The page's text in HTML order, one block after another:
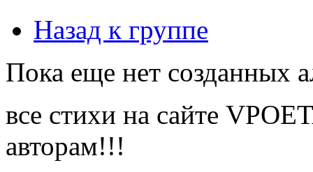
Назад к группе
Пока еще нет созданных
все стихи на сайте
авторам!!!